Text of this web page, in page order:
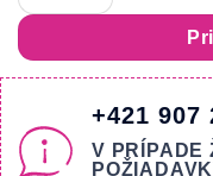
+421 907
V PRÍPADE